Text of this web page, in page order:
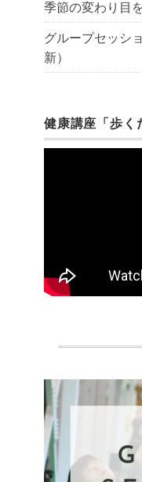
季節の変わり目
グループセッシ
新）
健康講座「歩く